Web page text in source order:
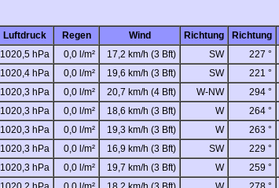
Luftdruck Regen Wind Richtung Richtung
1020,5 hPa 0,0 l/m² 17,2 km/h (3 Bft) SW 227 °
1020,4 hPa 0,0 l/m² 19,6 km/h (3 Bft) SW 221 °
1020,3 hPa 0,0 l/m² 20,7 km/h (4 Bft) W-NW 294 °
1020,3 hPa 0,0 l/m² 18,6 km/h (3 Bft) W 264 °
1020,3 hPa 0,0 l/m² 19,3 km/h (3 Bft) W 263 °
1020,3 hPa 0,0 l/m² 16,9 km/h (3 Bft) SW 229 °
1020,3 hPa 0,0 l/m² 19,7 km/h (3 Bft) W 259 °